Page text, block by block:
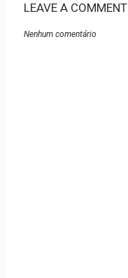
LEAVE A COMMENT
Nenhum comentário